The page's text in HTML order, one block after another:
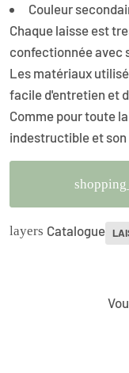
Couleur
Chaque laisse est
confectionnée avec
Les matériaux
facile d'entretien et
Comme pour toute
indestructible et
layers Catalogue